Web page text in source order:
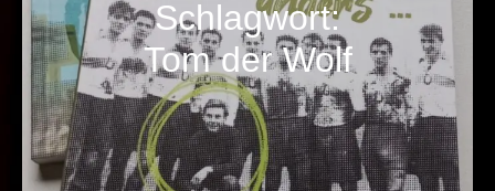
Schlagwort:
Tom der Wolf